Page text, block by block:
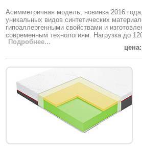
Асимметричная модель, новинка 2016
уникальных видов синтетических
гипоаллергенными свойствами и
современным технологиям. Нагрузка до 120
Подробнее...